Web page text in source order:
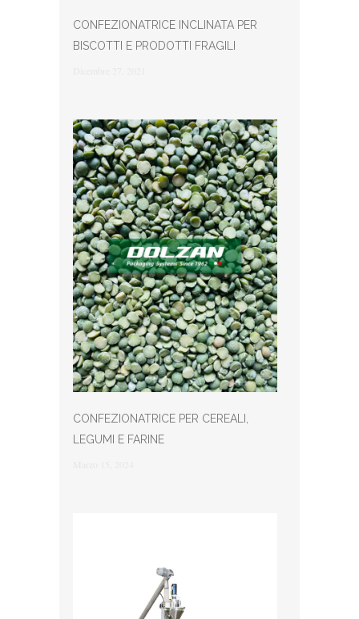
CONFEZIONATRICE INCLINATA PER
BISCOTTI E PRODOTTI FRAGILI
CONFEZIONATRICE PER CEREALI,
LEGUMI E FARINE